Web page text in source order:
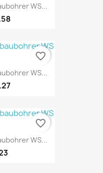
WS...
WS...
favorite_border
WS...
favorite_border